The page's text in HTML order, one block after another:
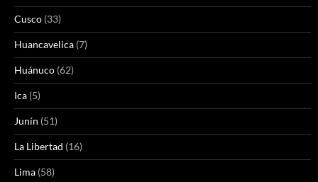
Cusco (33)
Huancavelica (7)
Huánuco (62)
Ica (5)
Junín (51)
La Libertad (16)
Lima (58)